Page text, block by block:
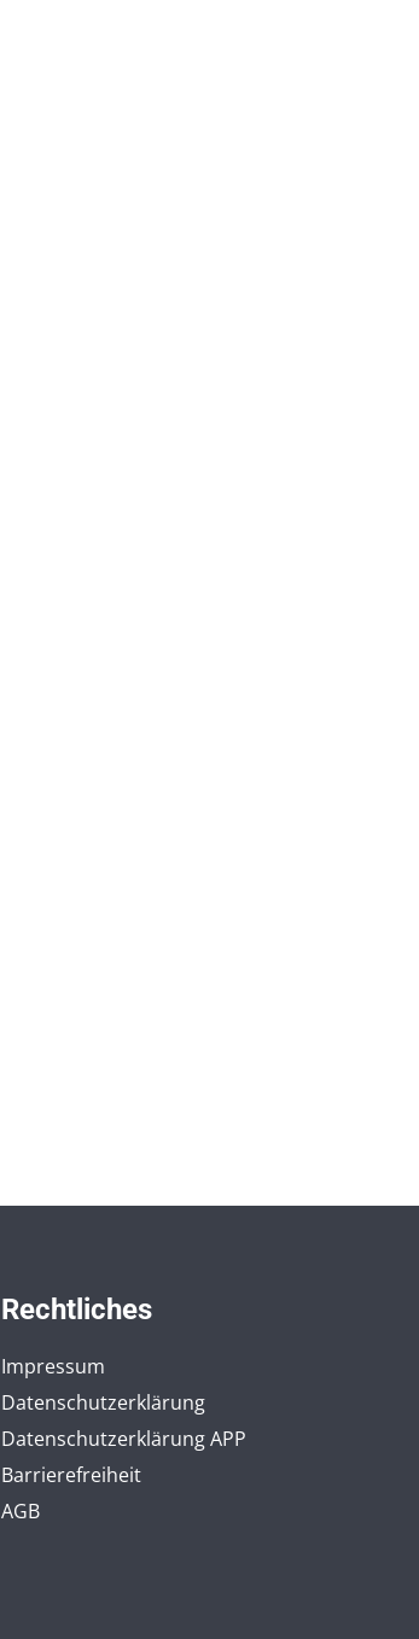
Rechtliches
Impressum
Datenschutzerklärung
Datenschutzerklärung APP
Barrierefreiheit
AGB